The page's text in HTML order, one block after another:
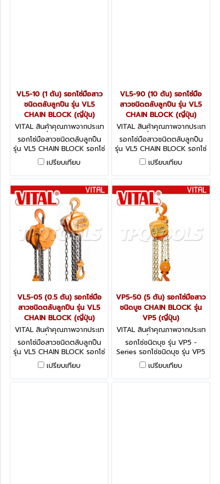
VL5-10 (1 ตัน) รอกโซ่มือสาว
ชนิดตลับลูกปืน รุ่น VL5
CHAIN BLOCK (ญี่ปุ่น)
VITAL สินค้าคุณภาพจากประเท
ศญี่ปุ่น VL5-10
รอกโซ่มือสาวชนิดตลับลูกปืน
รุ่น VL5 CHAIN BLOCK รอกโซ่
NEEDLE BEARING ชนิดตลับ
ลูกปืน รุ่น VL5 (จากญี่ปุ่น)
เปรียบเทียบ
VL5-90 (10 ตัน) รอกโซ่มือ
สาวชนิดตลับลูกปืน รุ่น VL5
CHAIN BLOCK (ญี่ปุ่น)
VITAL สินค้าคุณภาพจากประเท
ศญี่ปุ่น VL5-90
รอกโซ่มือสาวชนิดตลับลูกปืน
รุ่น VL5 CHAIN BLOCK รอกโซ่
NEEDLE BEARING ชนิดตลับ
ลูกปืน รุ่น VL5 (จากญี่ปุ่น)
เปรียบเทียบ
VL5-05 (0.5 ตัน) รอกโซ่มือ
สาวชนิดตลับลูกปืน รุ่น VL5
CHAIN BLOCK (ญี่ปุ่น)
VITAL สินค้าคุณภาพจากประเท
ศญี่ปุ่น VL5-05
รอกโซ่มือสาวชนิดตลับลูกปืน
รุ่น VL5 CHAIN BLOCK รอกโซ่
NEEDLE BEARING ชนิดตลับ
ลูกปืน รุ่น VL5 (จากญี่ปุ่น)
เปรียบเทียบ
VP5-50 (5 ตัน) รอกโซ่มือสาว
ชนิดบูช CHAIN BLOCK รุ่น
VP5 (ญี่ปุ่น)
VITAL สินค้าคุณภาพจากประเท
ศญี่ปุ่น VP5-50
รอกโซ่ชนิดบุช รุ่น VP5 -
Series รอกโซ่ชนิดบุช รุ่น VP5
(ญี่ปุ่น) VITAL CHAIN BLOCK
เปรียบเทียบ